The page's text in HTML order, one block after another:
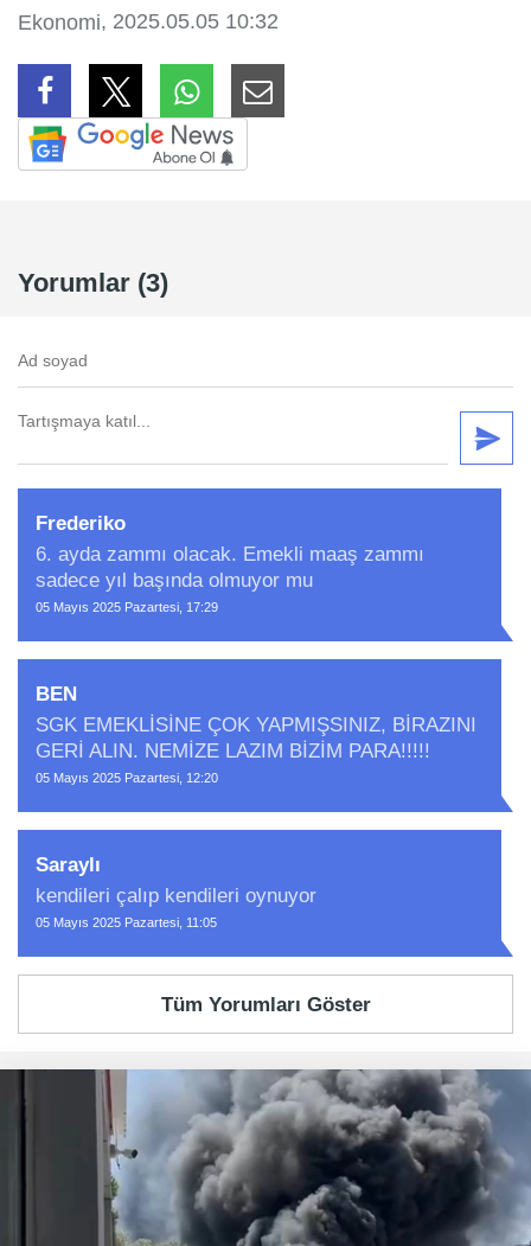
Ekonomi, 2025.05.05 10:32
Yorumlar (3)
Frederiko
6. ayda zammı olacak. Emekli maaş zammı
sadece yıl başında olmuyor mu
05 Mayıs 2025 Pazartesi, 17:29
BEN
SGK EMEKLİSİNE ÇOK YAPMIŞSINIZ, BİRAZINI
GERİ ALIN. NEMİZE LAZIM BİZİM PARA!!!!!
05 Mayıs 2025 Pazartesi, 12:20
Saraylı
kendileri çalıp kendileri oynuyor
05 Mayıs 2025 Pazartesi, 11:05
Tüm Yorumları Göster